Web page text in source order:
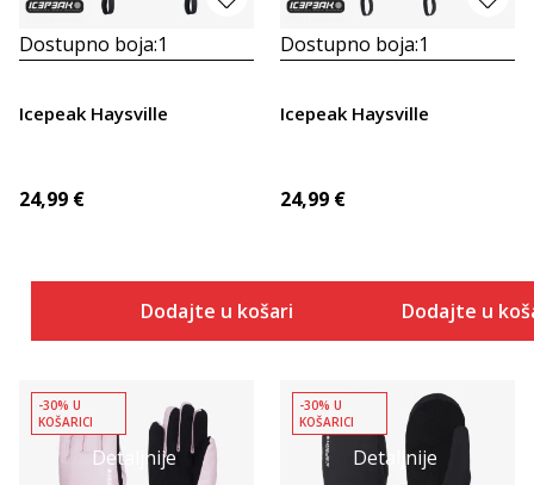
Dostupno boja:1
Icepeak Haysville
24,99 €
Dodajte u košaricu
Dostupno boja:1
Icepeak Haysville
24,99 €
Dodajte u
Detaljnije
-30% U
KOŠARICI
Detaljnije
-30% U
KOŠARICI